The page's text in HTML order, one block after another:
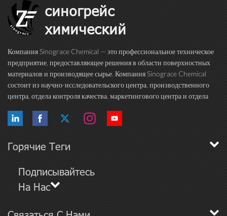
синогрейс
химический
Компания Sinograce Chemical — это профессиональное техническое
предприятие, предоставляющее решения в области поверхностных
материалов и производящее сырье. Компания Sinograce Chemical
состоит из научно-исследовательского центра, производственного
центра, отдела контроля качества, маркетингового центра и отдела
исследованиям в области высокока...
Горячие Теги
Подписывайтесь
На Нас